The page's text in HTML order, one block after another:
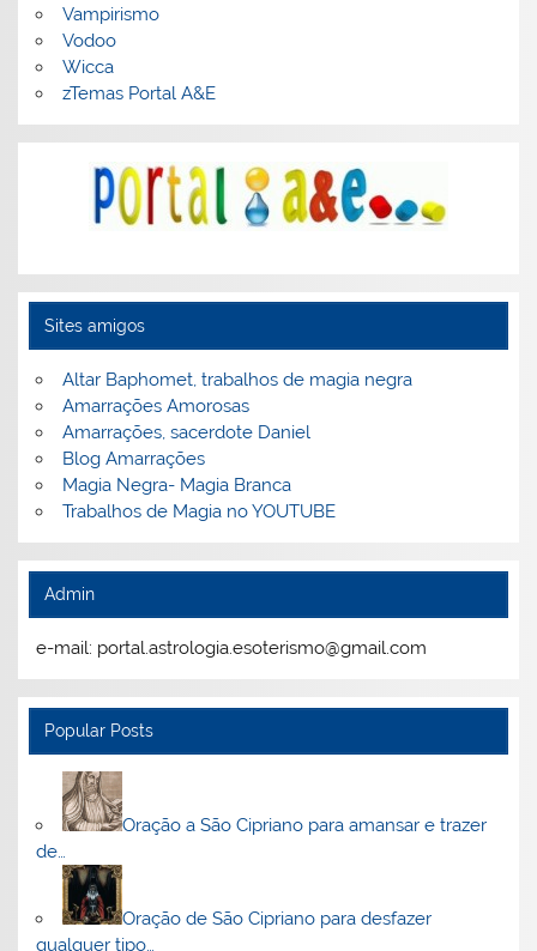
Vampirismo
Vodoo
Wicca
zTemas Portal A&E
Sites amigos
Altar Baphomet, trabalhos de magia negra
Amarrações Amorosas
Amarrações, sacerdote Daniel
Blog Amarrações
Magia Negra- Magia Branca
Trabalhos de Magia no YOUTUBE
Admin
e-mail: portal.astrologia.esoterismo@gmail.com
Popular Posts
Oração a São Cipriano para amansar e trazer
de…
Oração de São Cipriano para desfazer
qualquer tipo…